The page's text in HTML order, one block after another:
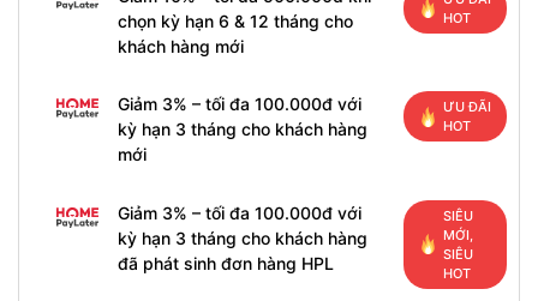
chọn kỳ hạn 6 & 12 tháng cho
khách hàng mới
HOT
Giảm 3% – tối đa 100.000đ với
kỳ hạn 3 tháng cho khách hàng
mới
ƯU ĐÃI
HOT
Giảm 3% – tối đa 100.000đ với
kỳ hạn 3 tháng cho khách hàng
đã phát sinh đơn hàng HPL
SIÊU
MỚI,
SIÊU
HOT